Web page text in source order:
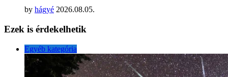
by hágyé 2026.08.05.
Ezek is érdekelhetik
Egyéb kategória